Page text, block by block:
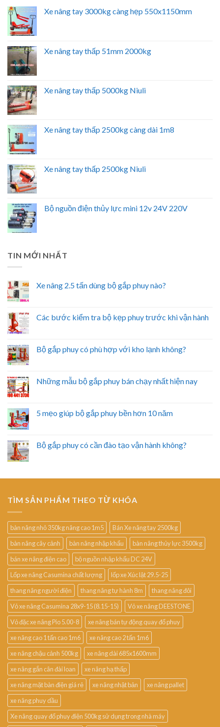
Xe nâng tay 3000kg càng hẹp 550x1150mm
Xe nâng tay thấp 51mm 2000kg
Xe nâng tay thấp 5000kg Niuli
Xe nâng tay thấp 2500kg càng dài 1m8
Xe nâng tay thấp 2500kg Niuli
Bộ nguồn điện thủy lực mini 12v 24V 220V
TIN MỚI NHẤT
Xe nâng 2.5 tấn dùng bộ gắp phuy nào?
Các bước kiểm tra bộ kẹp phuy trước khi vận hành
Bộ gắp phuy có phù hợp với kho lạnh không?
Những mẫu bộ gắp phuy bán chạy nhất hiện nay
5 mẹo giúp bộ gắp phuy bền hơn 10 năm
Bộ gắp phuy có cần đào tạo vận hành không?
TÌM SẢN PHẨM THEO TỪ KHÓA
bàn nâng nhỏ 350kg nâng cao 1m5
Bán Xe nâng tay 2500kg
bàn nâng cây cảnh
bàn nâng nhập khẩu
bàn nâng thủy lực 3500kg
bán xe nâng điện cao
bộ nguồn nhập khẩu DC 24V
Lốp xe nâng Casumina chất lượng
lốp xe Xúc lật 29.5-25
thang nâng người điện
thang nâng tự hành 8m
thang nâng đôi
Vỏ xe nâng Casumina 28x9-15 (8.15-15)
Vỏ xe nâng DEESTONE
Vỏ đặc xe nâng Pio 5.00-8
xe nâng bán tự động quay đổ phuy
xe nâng cao 1 tấn cao 1m6
xe nâng cao 2 tấn 1m6
xe nâng chậu cảnh 500kg
xe nâng dài 685x1600mm
xe nâng gắn cân đài loan
xe nâng hạ thấp
xe nâng mặt bàn điện giá rẻ
xe nâng nhật bản
xe nâng pallet
xe nâng phuy dầu
Xe nâng quay đổ phuy điện 500kg sử dụng trong nhà máy